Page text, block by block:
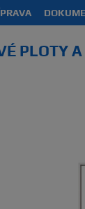
PLOTY